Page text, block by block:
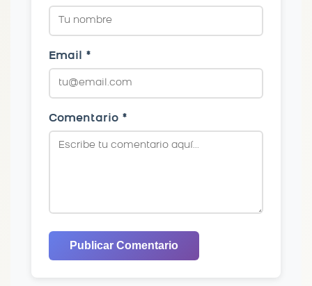
Email *
Comentario *
Publicar Comentario